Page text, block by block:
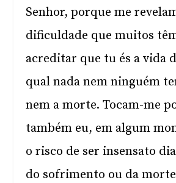
Senhor, porque me
dificuldade que muitos
acreditar que tu és a vida
qual nada nem ninguém
nem a morte. Tocam-me
também eu, em algum
o risco de ser insensato
do sofrimento ou da